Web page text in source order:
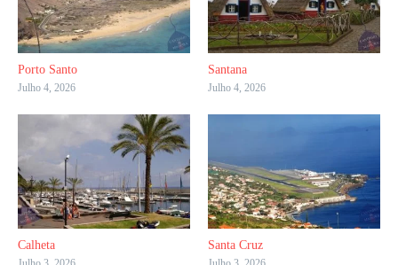
Porto Santo
Julho 4, 2026
Santana
Julho 4, 2026
Calheta Santa Cruz